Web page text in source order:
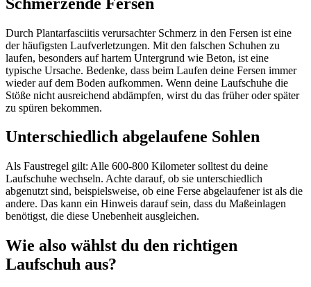
Durch Plantarfasciitis verursachter Schmerz in den Fersen ist eine
der häufigsten Laufverletzungen. Mit den falschen Schuhen zu
laufen, besonders auf hartem Untergrund wie Beton, ist eine
typische Ursache. Bedenke, dass beim Laufen deine Fersen immer
wieder auf dem Boden aufkommen. Wenn deine Laufschuhe die
Stöße nicht ausreichend abdämpfen, wirst du das früher oder später
zu spüren bekommen.
Unterschiedlich abgelaufene Sohlen
Als Faustregel gilt: Alle 600-800 Kilometer solltest du deine
Laufschuhe wechseln. Achte darauf, ob sie unterschiedlich
abgenutzt sind, beispielsweise, ob eine Ferse abgelaufener ist als die
andere. Das kann ein Hinweis darauf sein, dass du Maßeinlagen
benötigst, die diese Unebenheit ausgleichen.
Wie also wählst du den richtigen
Laufschuh aus?